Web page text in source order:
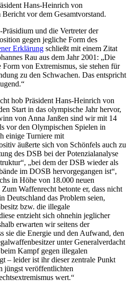
Hans-Heinrich von
Bericht vor dem Gesamtvorstand.
und die Vertreter der
gegen jegliche Form des
Erklärung schließt mit einem Zitat
Rau aus dem Jahr 2001: „Die
Form von Extremismus, sie stehen für
zu den Schwachen. Das entspricht
hob Präsident Hans-Heinrich von
Start in das olympische Jahr hervor,
von Anna Janßen sind wir mit 14
vor den Olympischen Spielen in
einige Turniere mit
äußerte sich von Schönfels auch zu
des DSB bei der Potenzialanalyse
„bei dem der DSB wieder als
im DOSB hervorgegangen ist“,
in Höhe von 18.000 neuen
Waffenrecht betonte er, dass nicht
Deutschland das Problem seien,
bzw. die illegale
entzieht sich ohnehin jeglicher
erwarten wir seitens der
sie die Energie und den Aufwand, den
unter Generalverdacht
Kampf gegen illegalen
– leider ist ihr dieser zentrale Punkt
jüngst veröffentlichten
wert.“